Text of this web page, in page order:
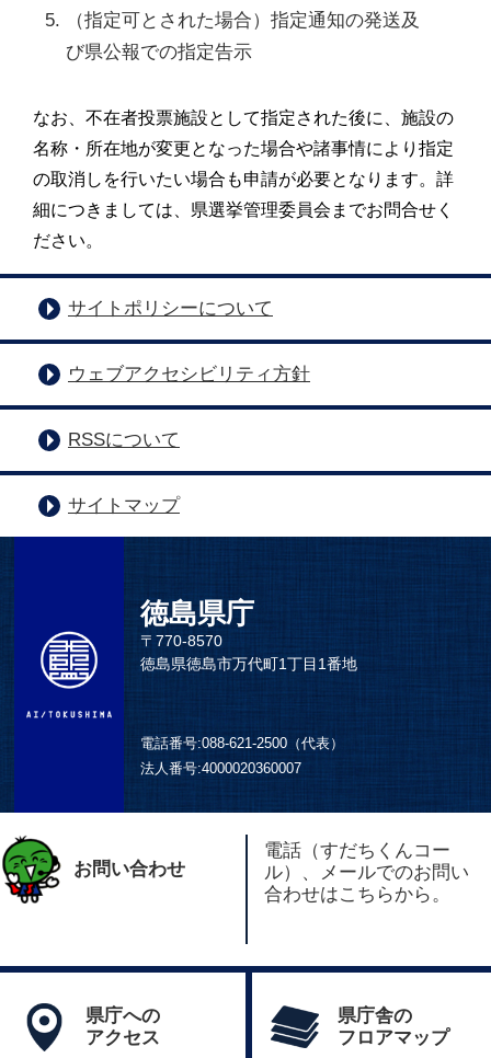
（指定可とされた場合）指定通知の発送及
び県公報での指定告示
なお、不在者投票施設として指定された後に、施設の
名称・所在地が変更となった場合や諸事情により指定
の取消 しを行いたい場合も申請が必要となります。 詳
細につきましては、県選挙管理委員会までお問合せく
ださい。
サイトポリシーについて
ウェブアクセシビリティ方針
RSSについて
サイトマップ
徳島県庁
〒770-8570
徳島県徳島市万代町1丁目1番地
電話番号:088-621-2500（代表）
法人番号:4000020360007
お問い合わせ
電話（すだちくんコー
ル）、メールでのお問い
合わせはこちらから。
県庁への
アクセス
県庁舎の
フロアマップ